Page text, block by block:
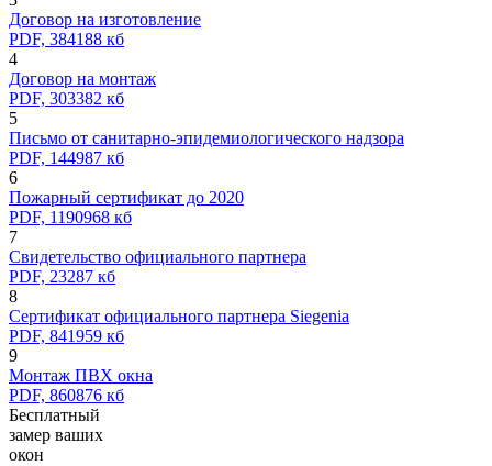
Договор на изготовление
PDF, 384188 кб
4
Договор на монтаж
PDF, 303382 кб
5
Письмо от санитарно-эпидемиологического надзора
PDF, 144987 кб
6
Пожарный сертификат до 2020
PDF, 1190968 кб
7
Свидетельство официального партнера
PDF, 23287 кб
8
Сертификат официального партнера Siegenia
PDF, 841959 кб
9
Монтаж ПВХ окна
PDF, 860876 кб
Бесплатный
замер ваших
окон